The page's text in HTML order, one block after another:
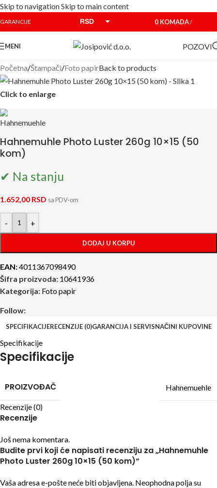
Skip to navigationSkip to main content
GARANCIJE RSD 0 KOMADA/
MENI POZOVI
Početna/Štampači/Foto papirBack to products
Click to enlarge
Hahnemuhle Photo Luster 260g 10×15 (50
kom)
✔ Na stanju
1.652,00 RSD sa PDV-om
- +
DODAJ U KORPU
EAN:4011367098490
Šifra proizvoda: 10641936
Kategorija: Foto papir
Follow:
SPECIFIKACIJERECENZIJE (0)GARANCIJA I SERVISNAČINI KUPOVINE
Specifikacije
Specifikacije
PROIZVOĐAČ Hahnemuehle
Recenzije (0)
Recenzije
Još nema komentara.
Budite prvi koji će napisati recenziju za „Hahnemuhle
Photo Luster 260g 10×15 (50 kom)“
Vaša adresa e-pošte neće biti objavljena. Neophodna polja su